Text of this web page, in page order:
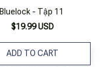
Bluelock - Tập 11
$19.99 USD
ADD TO CART